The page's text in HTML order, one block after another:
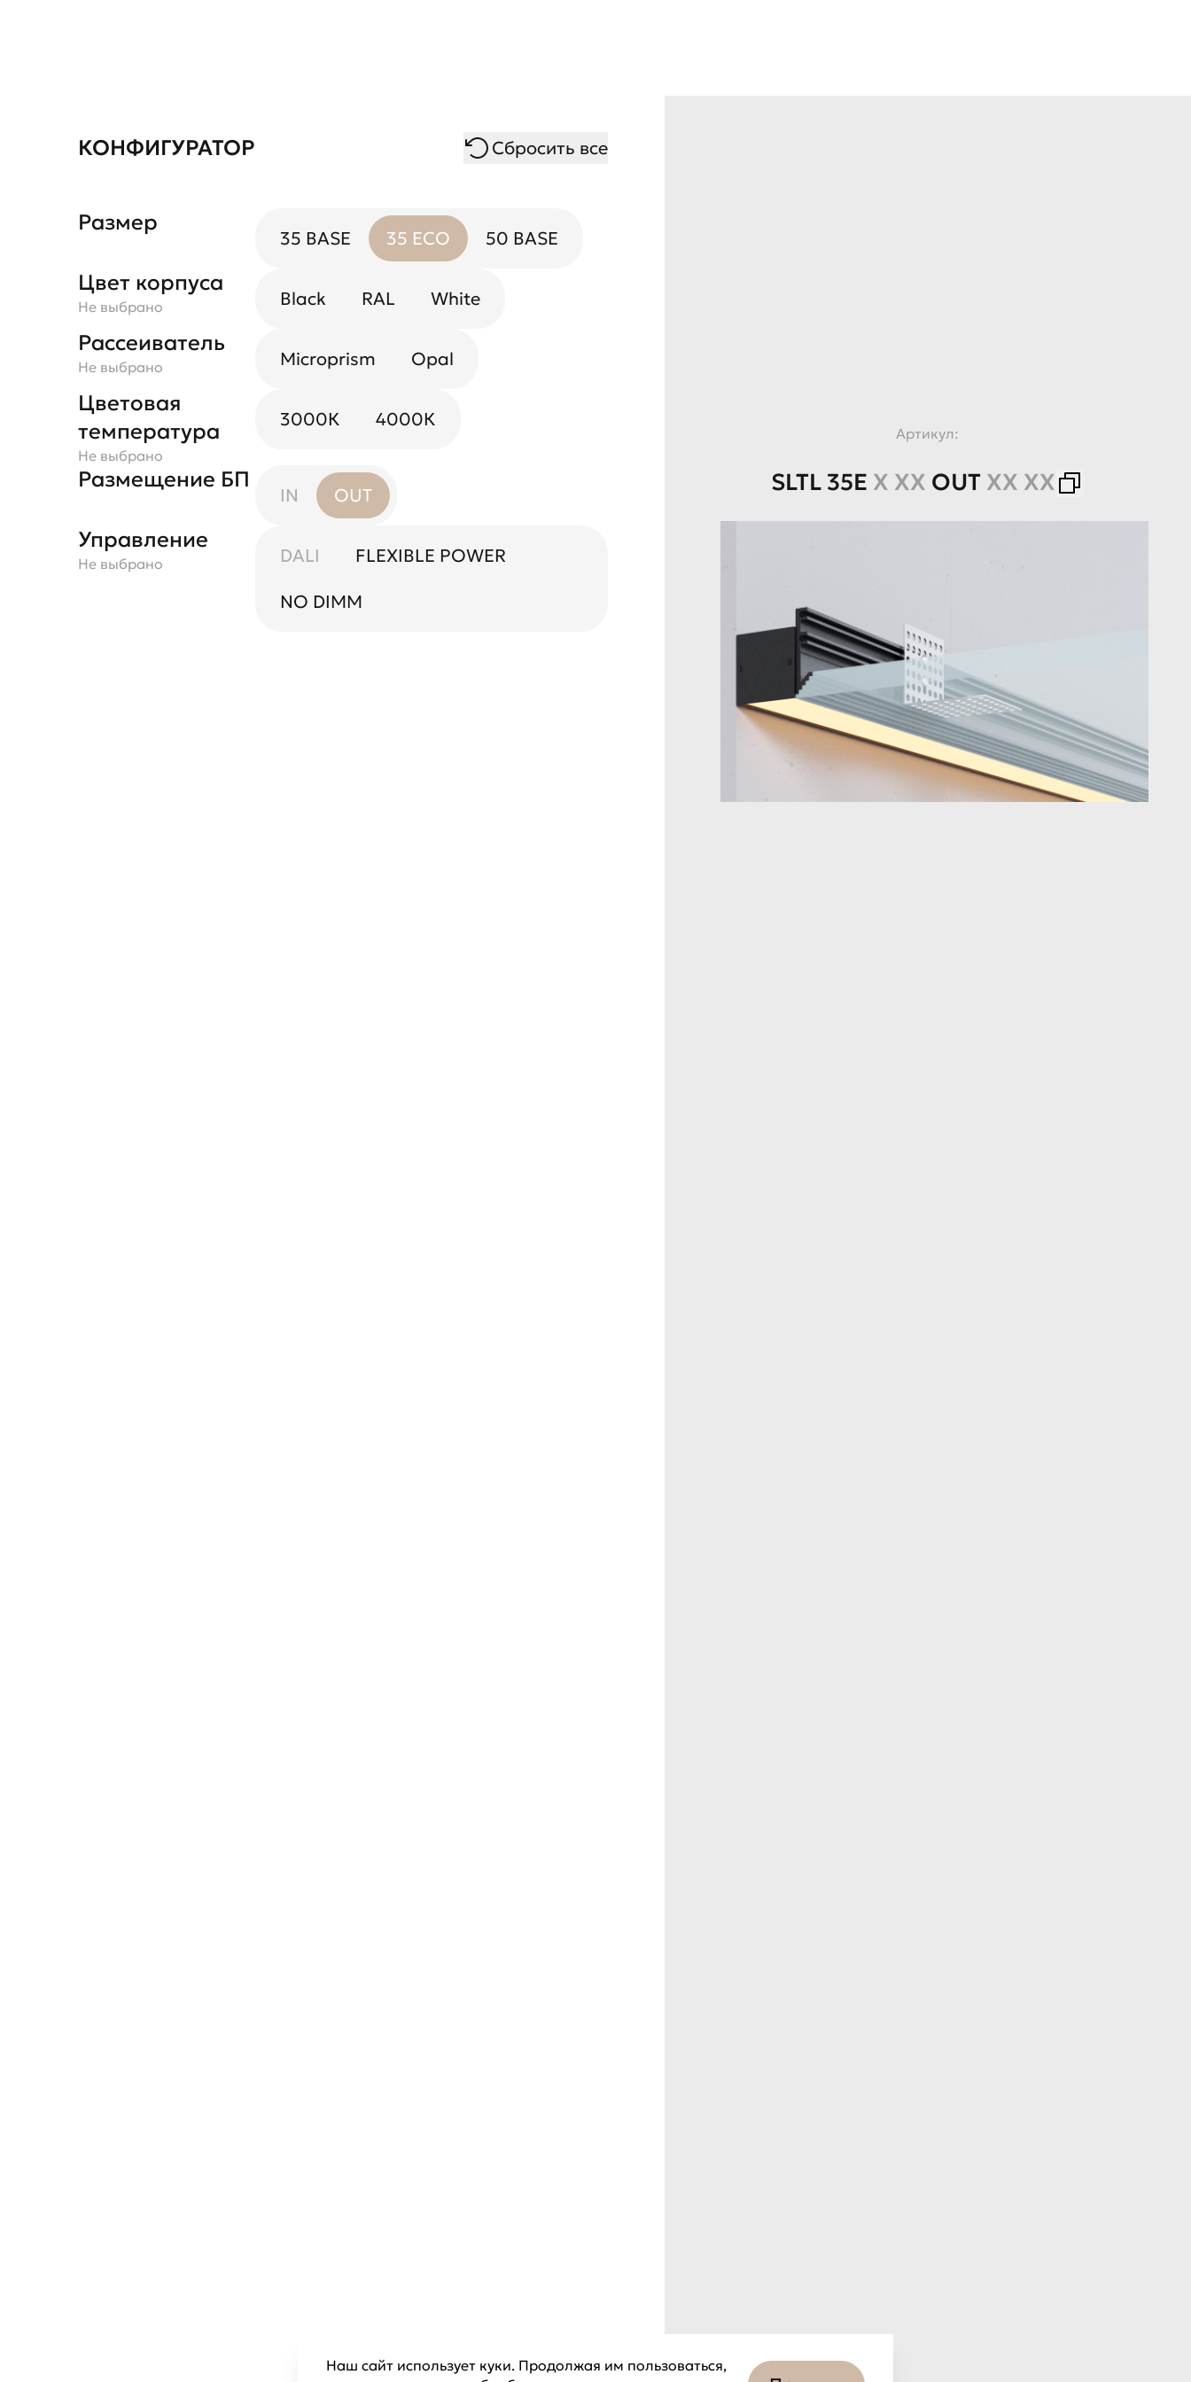
КОНФИГУРАТОР Сбросить все
Размер
35 BASE 35 ECO 50 BASE
Цвет корпуса
Не выбрано Black RAL White
Рассеиватель
Не выбрано Microprism Opal
Цветовая
температура
Не выбрано
3000К 4000К
Размещение БП
IN OUT
Управление
Не выбрано DALI
FLEXIBLE POWER
NO DIMM
Артикул:
SLTL 35E X XX OUT XX XX
Наш сайт использует куки. Продолжая им пользоваться,